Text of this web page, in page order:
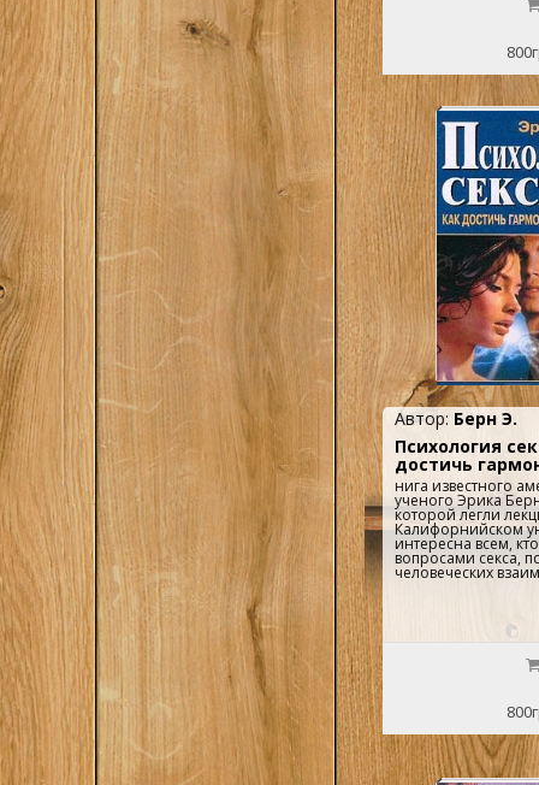
Автор: Берн Э.
Психология
достичь
нига известного
ученого Эрика
которой легли
Калифорнийском
интересна всем,
вопросами секса,
человеческих